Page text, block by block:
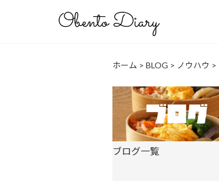
ホーム > BLOG > ノウハウ >
ブログ一覧